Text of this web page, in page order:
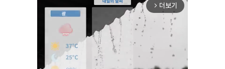
arrow_forward_ios 더보기